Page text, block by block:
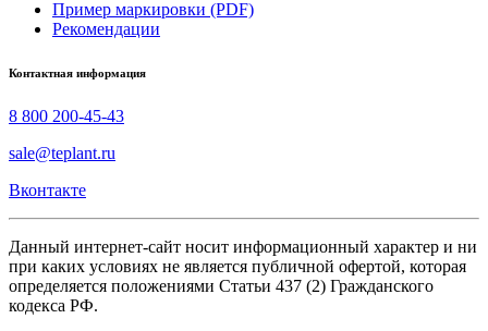
Пример маркировки (PDF)
Рекомендации
Контактная информация
8 800 200-45-43
sale@teplant.ru
Вконтакте
Данный интернет-сайт носит информационный характер и ни
при каких условиях не является публичной офертой, которая
определяется положениями Статьи 437 (2) Гражданского
кодекса РФ.